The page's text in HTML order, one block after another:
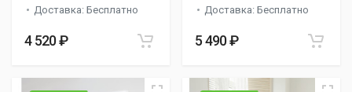
Доставка: Бесплатно
4 520 ₽
Доставка: Бесплатно
5 490 ₽